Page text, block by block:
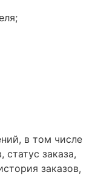
в том числе
статус заказа,
заказов,